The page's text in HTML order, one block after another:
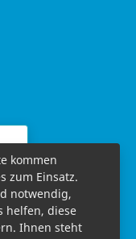
kommen
zum Einsatz.
notwendig,
helfen, diese
Ihnen steht